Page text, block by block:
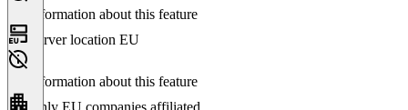
No information about this feature
Server location EU
No information about this feature
Only EU companies affiliated